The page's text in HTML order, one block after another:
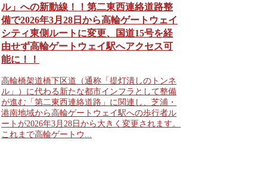
ル」への新動線！！第二東西連絡道路整
備で2026年3月28日から高輪ゲートウェイ
シティ東側ルートに変更、国道15号を経
由せず高輪ゲートウェイ駅へアクセス可
能に！！
高輪橋架道橋下区道（通称「提灯潰しのトンネ
ル」）に代わる新たな都市インフラとして整備
が進む「第二東西連絡道路」に関連し、芝浦・
港南地域から高輪ゲートウェイ駅への歩行者ル
ートが2026年3月28日から大きく変更されます。
これまで高輪ゲートウ...